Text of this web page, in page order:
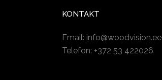
KONTAKT
Email: info@woodvision.ee
Telefon: +372 53 422026